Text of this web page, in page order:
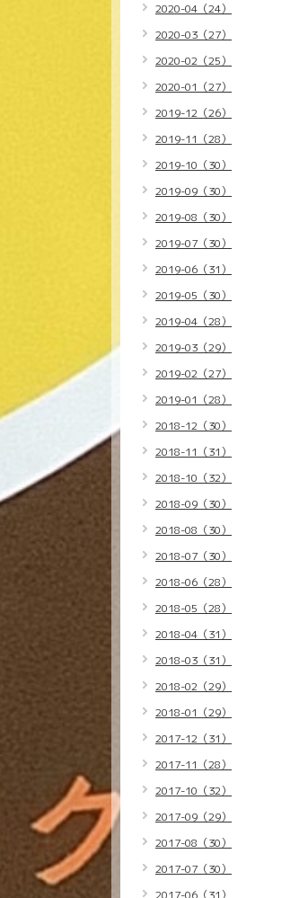
2020-04（24）
2020-03（27）
2020-02（25）
2020-01（27）
2019-12（26）
2019-11（28）
2019-10（30）
2019-09（30）
2019-08（30）
2019-07（30）
2019-06（31）
2019-05（30）
2019-04（28）
2019-03（29）
2019-02（27）
2019-01（28）
2018-12（30）
2018-11（31）
2018-10（32）
2018-09（30）
2018-08（30）
2018-07（30）
2018-06（28）
2018-05（28）
2018-04（31）
2018-03（31）
2018-02（29）
2018-01（29）
2017-12（31）
2017-11（28）
2017-10（32）
2017-09（29）
2017-08（30）
2017-07（30）
2017-06（31）